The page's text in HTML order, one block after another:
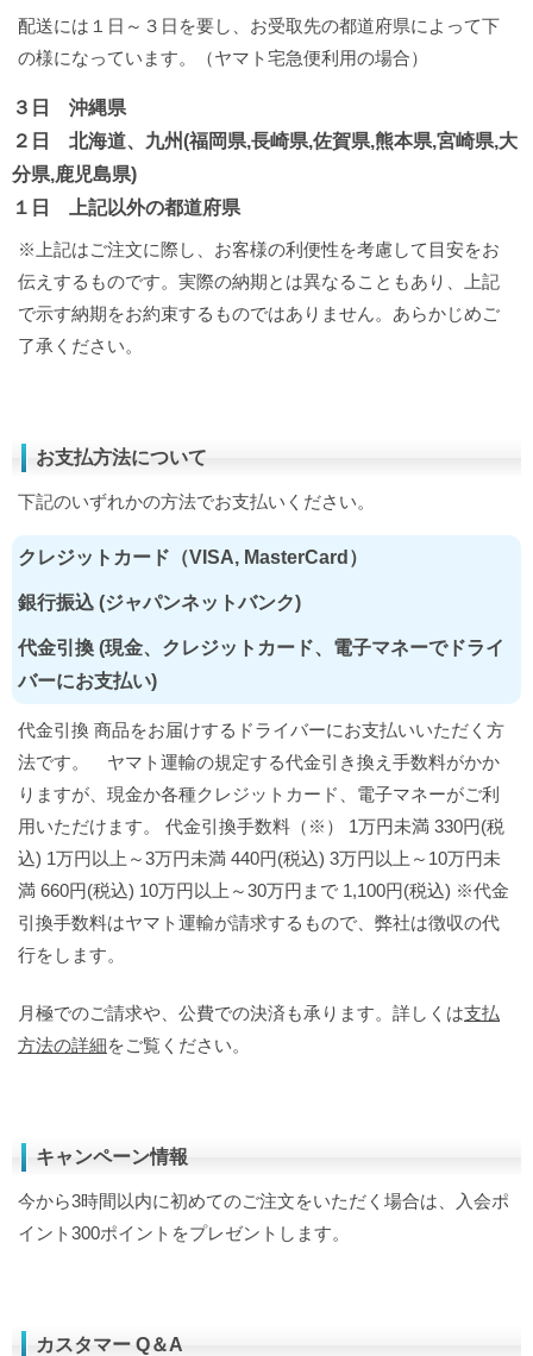
配送には１日～３日を要し、お受取先の都道府県によって下
の様になっています。（ヤマト宅急便利用の場合）
３日 沖縄県
２日 北海道、九州(福岡県,長崎県,佐賀県,熊本県,宮崎県,大
分県,鹿児島県)
１日 上記以外の都道府県
※上記はご注文に際し、お客様の利便性を考慮して目安をお
伝えするものです。実際の納期とは異なることもあり、上記
で示す納期をお約束するものではありません。あらかじめご
了承ください。
お支払方法について
下記のいずれかの方法でお支払いください。
クレジットカード（VISA, MasterCard）
銀行振込 (ジャパンネットバンク)
代金引換 (現金、クレジットカード、電子マネーでドライ
バーにお支払い)
代金引換 商品をお届けするドライバーにお支払いいただく方
法です。 ヤマト運輸の規定する代金引き換え手数料がかか
りますが、現金か各種クレジットカード、電子マネーがご利
用いただけます。 代金引換手数料（※） 1万円未満 330円(税
込) 1万円以上～3万円未満 440円(税込) 3万円以上～10万円未
満 660円(税込) 10万円以上～30万円まで 1,100円(税込) ※代金
引換手数料はヤマト運輸が請求するもので、弊社は徴収の代
行をします。
月極でのご請求や、公費での決済も承ります。詳しくは支払
方法の詳細をご覧ください。
キャンペーン情報
今から3時間以内に初めてのご注文をいただく場合は、入会ポ
イント300ポイントをプレゼントします。
カスタマー Q＆A